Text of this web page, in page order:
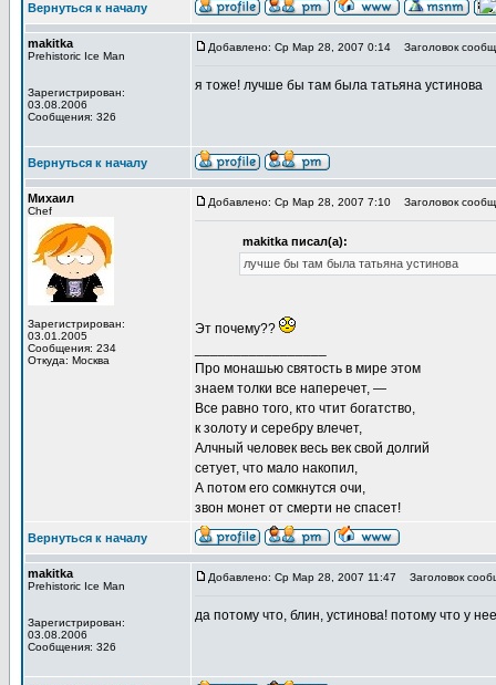
Вернуться к началу
makitka
Prehistoric Ice Man
Зарегистрирован:
03.08.2006
Сообщения: 326
Добавлено: Ср Мар 28, 2007 0:14 Заголовок
я тоже! лучше бы там была татьяна устинова
Вернуться к началу
Михаил
Chef
Зарегистрирован:
03.01.2005
Сообщения: 234
Откуда: Москва
Добавлено: Ср Мар 28, 2007 7:10 Заголовок
makitka писал(а):
лучше бы там была татьяна устинова
Эт почему??
Про монашью святость в мире этом
знаем толки все наперечет, —
Все равно того, кто чтит богатство,
к золоту и серебру влечет,
Алчный человек весь век свой долгий
сетует, что мало накопил,
А потом его сомкнутся очи,
звон монет от смерти не спасет!
Вернуться к началу
makitka
Prehistoric Ice Man
Зарегистрирован:
03.08.2006
Сообщения: 326
Добавлено: Ср Мар 28, 2007 11:47 Заголовок
да потому что, блин, устинова! потому что у